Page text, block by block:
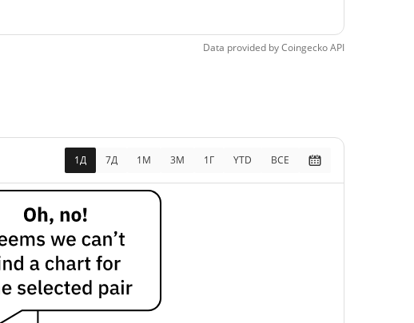
Data provided byCoingeckoAPI
1Д 7Д 1М 3M 1Г YTD ВСЕ